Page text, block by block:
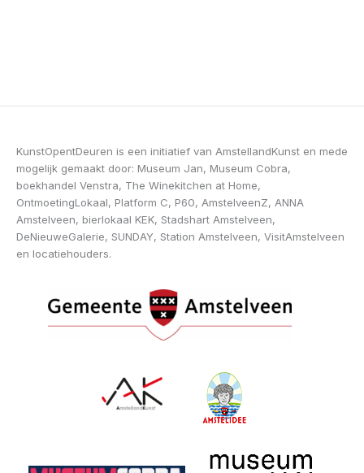
KunstOpentDeuren is een initiatief van AmstellandKunst en mede
mogelijk gemaakt door: Museum Jan, Museum Cobra,
boekhandel Venstra, The Winekitchen at Home,
OntmoetingLokaal, Platform C, P60, AmstelveenZ, ANNA
Amstelveen, bierlokaal KEK, Stadshart Amstelveen,
DeNieuweGalerie, SUNDAY, Station Amstelveen, VisitAmstelveen
en locatiehouders.